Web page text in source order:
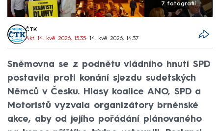
7 fotografií
ČTK
Akt. 14. kvě 2026, 15:35• 14. kvě 2026, 14:37
Sněmovna se z podnětu vládního hnutí SPD
postavila proti konání sjezdu sudetských
Němců v Česku. Hlasy koalice ANO, SPD a
Motoristů vyzvala organizátory brněnské
akce, aby od jejího pořádání plánovaného